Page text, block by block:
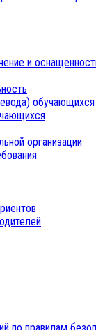
и
обучающихся
организации
по правилам